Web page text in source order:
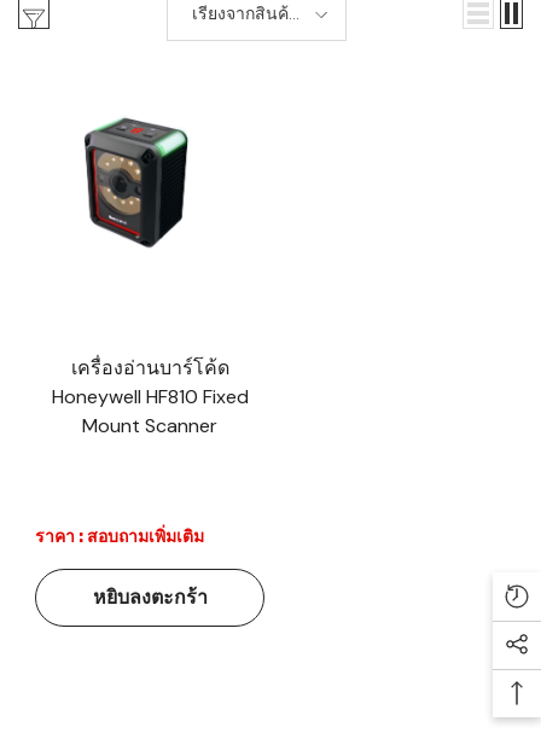
เรียงจากสินค้า
ใหม่-เก่า
เครื่องอ่านบาร์โค้ด
Honeywell HF810 Fixed
Mount Scanner
ราคา : สอบถามเพิ่มเติม
หยิบลงตะกร้า